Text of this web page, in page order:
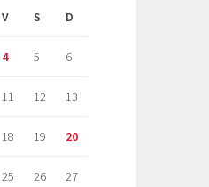
V S D
4 5 6
11 12 13
18 19 20
25 26 27